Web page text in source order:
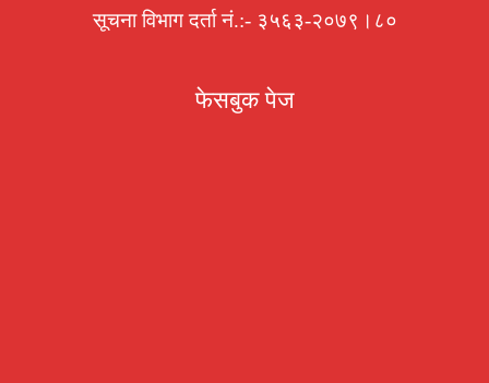
सूचना विभाग दर्ता नं.:- ३५६३-२०७९।८०
फेसबुक पेज